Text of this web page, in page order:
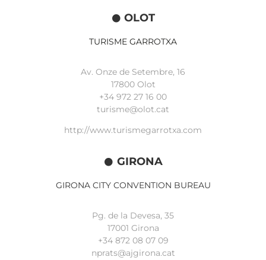
OLOT
TURISME GARROTXA
Av. Onze de Setembre, 16
17800 Olot
+34 972 27 16 00
turisme@olot.cat
http://www.turismegarrotxa.com
GIRONA
GIRONA CITY CONVENTION BUREAU
Pg. de la Devesa, 35
17001 Girona
+34 872 08 07 09
nprats@ajgirona.cat